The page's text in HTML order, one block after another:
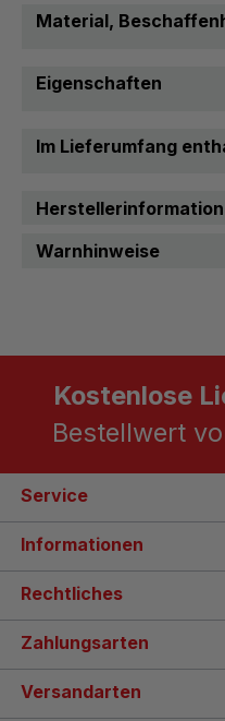
Material,
Eigenschaften
Im Lieferumfang
Warnhinweise
Kostenlose
Bestellwert
Service
Informationen
Rechtliches
Zahlungsarten
Versandarten